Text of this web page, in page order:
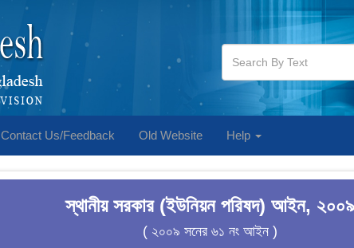
Contact Us/Feedback Old Website Help
স্থানীয় সরকার (ইউনিয়ন পরিষদ) আইন, ২০০৯
( ২০০৯ সনের ৬১ নং আইন )